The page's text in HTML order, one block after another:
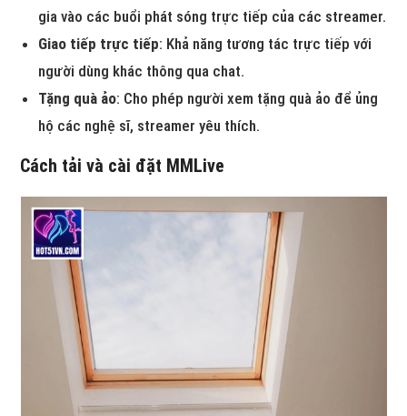
gia vào các buổi phát sóng trực tiếp của các streamer.
Giao tiếp trực tiếp: Khả năng tương tác trực tiếp với
người dùng khác thông qua chat.
Tặng quà ảo: Cho phép người xem tặng quà ảo để ủng
hộ các nghệ sĩ, streamer yêu thích.
Cách tải và cài đặt MMLive